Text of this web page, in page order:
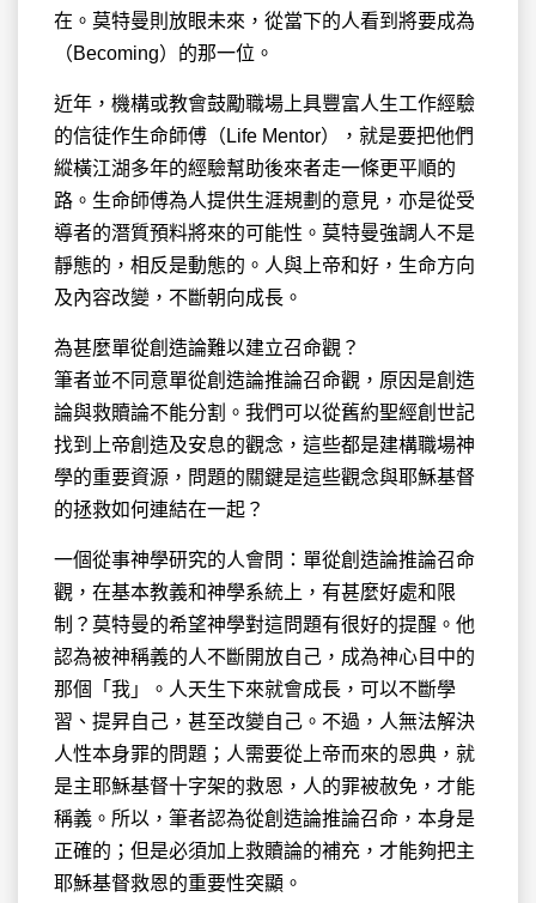
在。莫特曼則放眼未來，從當下的人看到將要成為
（Becoming）的那一位。
近年，機構或教會鼓勵職場上具豐富人生工作經驗
的信徒作生命師傅（Life Mentor），就是要把他們
縱橫江湖多年的經驗幫助後來者走一條更平順的
路。生命師傅為人提供生涯規劃的意見，亦是從受
導者的潛質預料將來的可能性。莫特曼強調人不是
靜態的，相反是動態的。人與上帝和好，生命方向
及內容改變，不斷朝向成長。
為甚麼單從創造論難以建立召命觀？
筆者並不同意單從創造論推論召命觀，原因是創造
論與救贖論不能分割。我們可以從舊約聖經創世記
找到上帝創造及安息的觀念，這些都是建構職場神
學的重要資源，問題的關鍵是這些觀念與耶穌基督
的拯救如何連結在一起？
一個從事神學研究的人會問：單從創造論推論召命
觀，在基本教義和神學系統上，有甚麼好處和限
制？莫特曼的希望神學對這問題有很好的提醒。他
認為被神稱義的人不斷開放自己，成為神心目中的
那個「我」。人天生下來就會成長，可以不斷學
習、提昇自己，甚至改變自己。不過，人無法解決
人性本身罪的問題；人需要從上帝而來的恩典，就
是主耶穌基督十字架的救恩，人的罪被赦免，才能
稱義。所以，筆者認為從創造論推論召命，本身是
正確的；但是必須加上救贖論的補充，才能夠把主
耶穌基督救恩的重要性突顯。